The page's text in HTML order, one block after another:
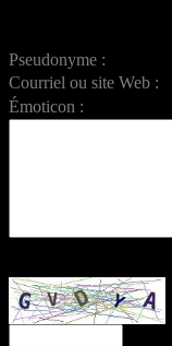
Pseudonyme :
Courriel ou site Web :
Émoticon :